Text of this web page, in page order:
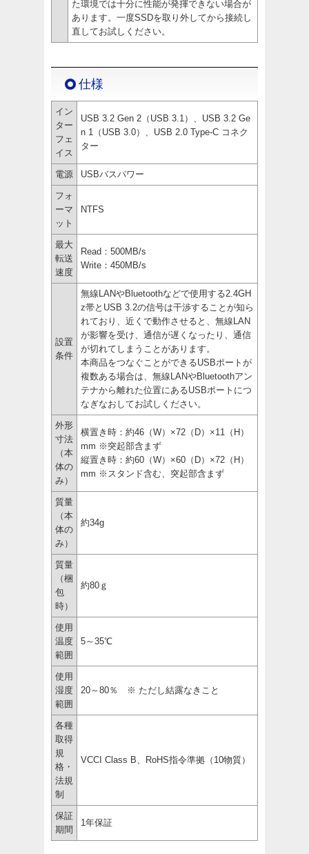
た環境では十分に性能が発揮できない場合が
あります。一度SSDを取り外してから接続し
直してお試しください。
仕様
イン
ター
フェ
イス
USB 3.2 Gen 2（USB 3.1）、USB 3.2 Ge
n 1（USB 3.0）、USB 2.0 Type-C コネク
ター
電源 USBバスパワー
フォ
ーマ
ット
NTFS
最大
転送
速度
Read：500MB/s
Write：450MB/s
設置
条件
無線LANやBluetoothなどで使用する2.4GH
z帯とUSB 3.2の信号は干渉することが知ら
れており、近くで動作させると、無線LAN
が影響を受け、通信が遅くなったり、通信
が切れてしまうことがあります。
本商品をつなぐことができるUSBポートが
複数ある場合は、無線LANやBluetoothアン
テナから離れた位置にあるUSBポートにつ
なぎなおしてお試しください。
外形
寸法
（本
体の
み）
横置き時：約46（W）×72（D）×11（H）
mm ※突起部含まず
縦置き時：約60（W）×60（D）×72（H）
mm ※スタンド含む、突起部含まず
質量
（本
体の
み）
約34g
質量
（梱
包
時）
約80ｇ
使用
温度
範囲
5～35℃
使用
湿度
範囲
20～80％ ※ ただし結露なきこと
各種
取得
規
格・
法規
制
VCCI Class B、RoHS指令準拠（10物質）
保証
期間
1年保証